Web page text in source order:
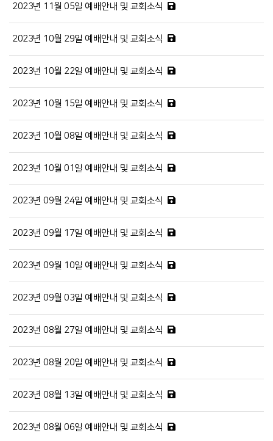
2023년 11월 05일 예배안내 및 교회소식
2023년 10월 29일 예배안내 및 교회소식
2023년 10월 22일 예배안내 및 교회소식
2023년 10월 15일 예배안내 및 교회소식
2023년 10월 08일 예배안내 및 교회소식
2023년 10월 01일 예배안내 및 교회소식
2023년 09월 24일 예배안내 및 교회소식
2023년 09월 17일 예배안내 및 교회소식
2023년 09월 10일 예배안내 및 교회소식
2023년 09월 03일 예배안내 및 교회소식
2023년 08월 27일 예배안내 및 교회소식
2023년 08월 20일 예배안내 및 교회소식
2023년 08월 13일 예배안내 및 교회소식
2023년 08월 06일 예배안내 및 교회소식